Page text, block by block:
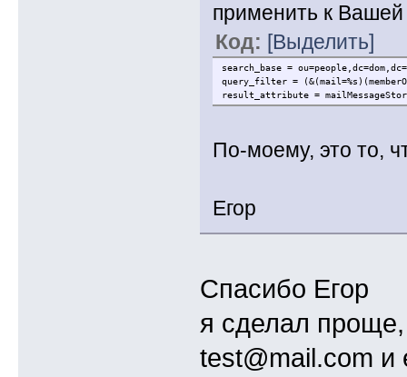
применить к Вашей
Код: [Выделить]
search_base =
query_filter =
result_attribute =
По-моему, это то,
Егор
Спасибо Егор
я сделал проще,
test@mail.com и